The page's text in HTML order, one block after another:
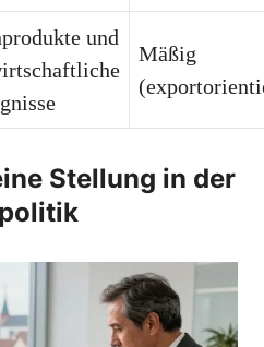
und
Mäßig
Stellung in der